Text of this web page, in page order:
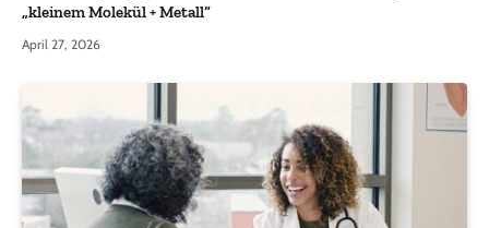
„kleinem Molekül + Metall“
April 27, 2026